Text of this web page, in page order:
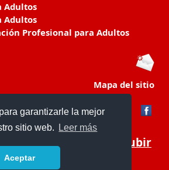
garantizarle la mejor
sitio web.
Leer más
Aceptar
Adultos
Adultos
Profesional para Adultos
Mapa del sitio
Subir